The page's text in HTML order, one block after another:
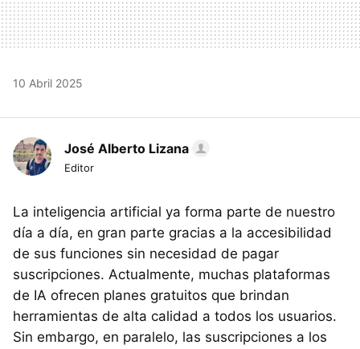
10 Abril 2025
José Alberto Lizana
Editor
La inteligencia artificial ya forma parte de nuestro
día a día, en gran parte gracias a la accesibilidad
de sus funciones sin necesidad de pagar
suscripciones. Actualmente, muchas plataformas
de IA ofrecen planes gratuitos que brindan
herramientas de alta calidad a todos los usuarios.
Sin embargo, en paralelo, las suscripciones a los